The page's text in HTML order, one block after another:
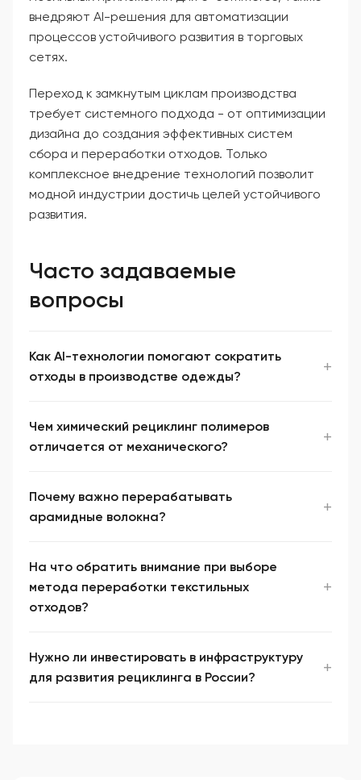
внедряют AI-решения для автоматизации
процессов устойчивого развития в торговых
сетях.
Переход к замкнутым циклам производства
требует системного подхода - от оптимизации
дизайна до создания эффективных систем
сбора и переработки отходов. Только
комплексное внедрение технологий позволит
модной индустрии достичь целей устойчивого
развития.
Часто задаваемые
вопросы
Как AI-технологии помогают сократить
отходы в производстве одежды?
Чем химический рециклинг полимеров
отличается от механического?
Почему важно перерабатывать
арамидные волокна?
На что обратить внимание при выборе
метода переработки текстильных
отходов?
Нужно ли инвестировать в инфраструктуру
для развития рециклинга в России?